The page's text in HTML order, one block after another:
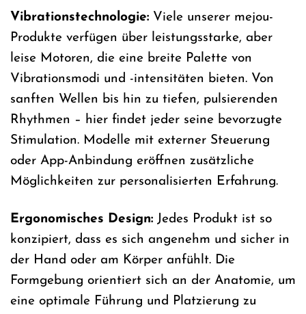
Vibrationstechnologie: Viele unserer mejou-
Produkte verfügen über leistungsstarke, aber
leise Motoren, die eine breite Palette von
Vibrationsmodi und -intensitäten bieten. Von
sanften Wellen bis hin zu tiefen, pulsierenden
Rhythmen – hier findet jeder seine bevorzugte
Stimulation. Modelle mit externer Steuerung
oder App-Anbindung eröffnen zusätzliche
Möglichkeiten zur personalisierten Erfahrung.
Ergonomisches Design: Jedes Produkt ist so
konzipiert, dass es sich angenehm und sicher in
der Hand oder am Körper anfühlt. Die
Formgebung orientiert sich an der Anatomie, um
eine optimale Führung und Platzierung zu